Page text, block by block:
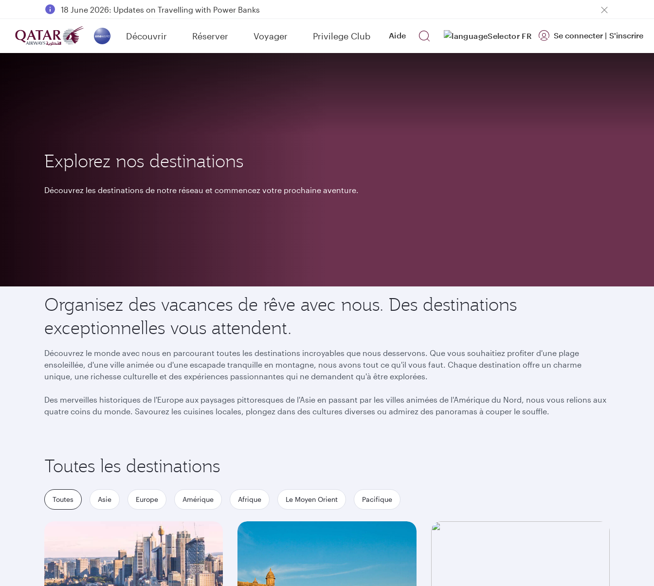
18 June 2026: Updates on Travelling with Power Banks
6 August 2026: Qatar Airways flight resumption to Bahrain (BAH), Erbil (EBL), and Kuwait (KWI)
Qatar Airways Expands Global Network to over 160 Destinations
Découvrir
(active) Réserver Voyager Privilege Club Aide FR Se connecter | S'inscrire
Explorez nos destinations
Découvrez les destinations de notre réseau et commencez votre prochaine aventure.
Organisez des vacances de rêve avec nous. Des destinations
exceptionnelles vous attendent.
Découvrez le monde avec nous en parcourant toutes les destinations incroyables que nous desservons. Que vous souhaitiez profiter d'une plage
ensoleillée, d'une ville animée ou d'une escapade tranquille en montagne, nous avons tout ce qu'il vous faut. Chaque destination offre un charme
unique, une richesse culturelle et des expériences passionnantes qui ne demandent qu'à être explorées.
Des merveilles historiques de l'Europe aux paysages pittoresques de l'Asie en passant par les villes animées de l'Amérique du Nord, nous vous relions aux
quatre coins du monde. Savourez les cuisines locales, plongez dans des cultures diverses ou admirez des panoramas à couper le souffle.
Toutes les destinations
Toutes Asie Europe Amérique Afrique Le Moyen Orient Pacifique